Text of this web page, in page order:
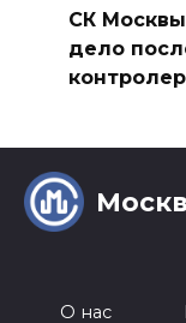
СК
дело
О нас